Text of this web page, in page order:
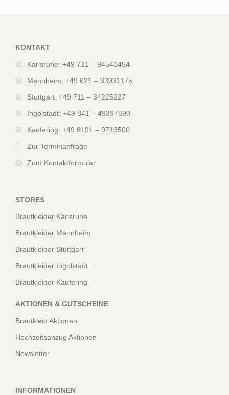
KONTAKT
Karlsruhe: +49 721 – 94540454
Mannheim: +49 621 – 33931175
Stuttgart: +49 711 – 34225227
Ingolstadt: +49 841 – 49397890
Kaufering: +49 8191 – 9716500
Zur Terminanfrage
Zum Kontaktformular
STORES
Brautkleider Karlsruhe
Brautkleider Mannheim
Brautkleider Stuttgart
Brautkleider Ingolstadt
Brautkleider Kaufering
AKTIONEN & GUTSCHEINE
Brautkleid Aktionen
Hochzeitsanzug Aktionen
Newsletter
INFORMATIONEN